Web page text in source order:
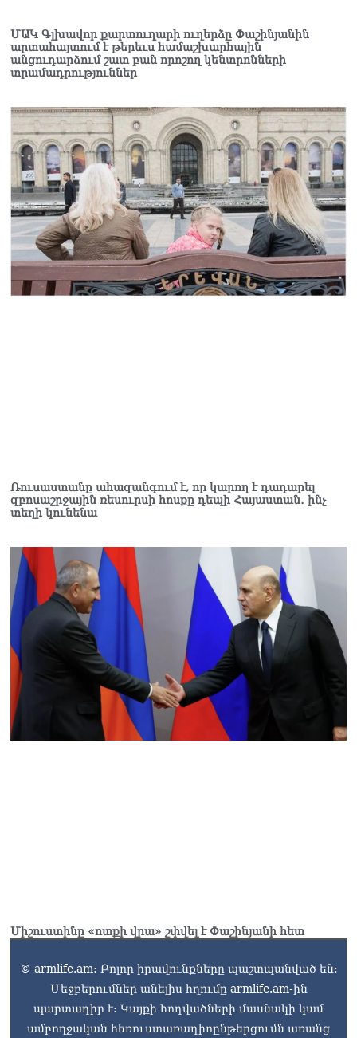
ՄԱԿ Գլխավոր քարտուղարի ուղերձը Փաշինյանին
արտահայտում է թերեւս համաշխարհային
անցուդարձում շատ բան որոշող կենտրոնների
տրամադրություններ
Ռուսաստանը ահազանգում է, որ կարող է դադարել
զբոսաշրջային ռեսուրսի հոսքը դեպի Հայաստան․ ինչ
տեղի կունենա
Միշուստինը «ոտքի վրա» շփվել է Փաշինյանի հետ
© armlife.am: Բոլոր իրավունքները պաշտպանված են:
Մեջբերումներ անելիս հղումը armlife.am-ին
պարտադիր է: Կայքի հոդվածների մասնակի կամ
ամբողջական հեռուստառադիոընթերցումն առանց